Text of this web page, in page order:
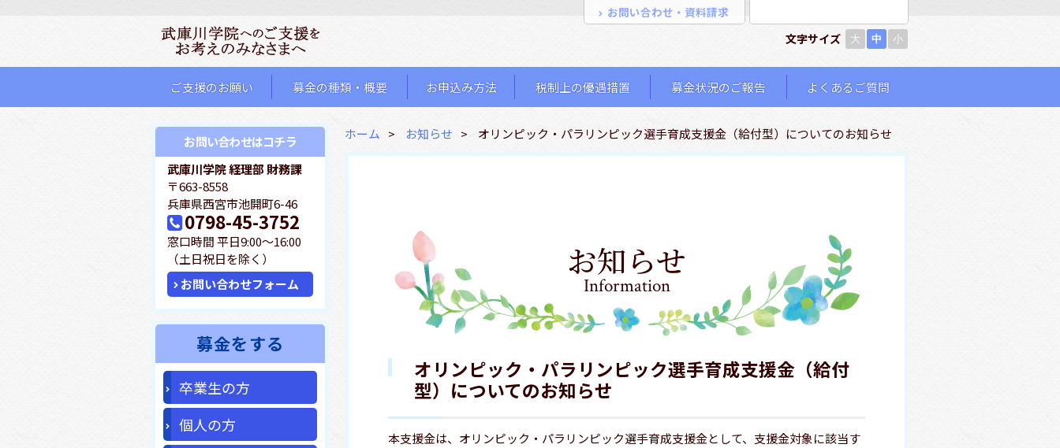
お問い合わせ・資料請求
文字サイズ
大 中 小
ご支援のお願い 募金の種類・概要 お申込み方法 税制上の優遇措置 募金状況のご報告 よくあるご質問
お問い合わせはコチラ
武庫川学院 経理部 財務課
〒663-8558
兵庫県西宮市池開町6-46
T
e
l.
0798-45-3752
窓口時間 平日9:00～16:00
（土日祝日を除く）
お問い合わせフォーム
募金をする
卒業生の方
個人の方
ホーム お知らせ オリンピック・パラリンピック選手育成支援金（給付型）についてのお知らせ
お知らせ
Information
オリンピック・パラリンピック選手育成支援金（給付
型）についてのお知らせ
本支援金は、オリンピック・パラリンピック選手育成支援金として、支援金対象に該当す